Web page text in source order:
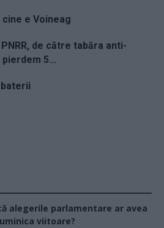
e Voineag
de către tabăra anti-
pierdem 5...
alegerile parlamentare ar avea
viitoare?